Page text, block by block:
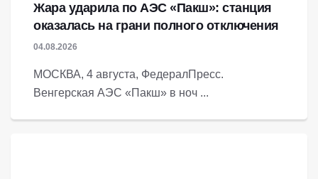
Жара ударила по АЭС «Пакш»: станция
оказалась на грани полного отключения
04.08.2026
МОСКВА, 4 августа, ФедералПресс.
Венгерская АЭС «Пакш» в ноч ...